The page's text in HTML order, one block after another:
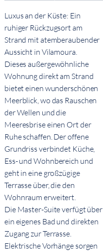
Luxus an der Küste: Ein
ruhiger Rückzugsort am
Strand mit atemberaubender
Aussicht in Vilamoura.
Dieses außergewöhnliche
Wohnung direkt am Strand
bietet einen wunderschönen
Meerblick, wo das Rauschen
der Wellen und die
Meeresbrise einen Ort der
Ruhe schaffen. Der offene
Grundriss verbindet Küche,
Ess- und Wohnbereich und
geht in eine großzügige
Terrasse über, die den
Wohnraum erweitert.
Die Master-Suite verfügt über
ein eigenes Bad und direkten
Zugang zur Terrasse.
Elektrische Vorhänge sorgen